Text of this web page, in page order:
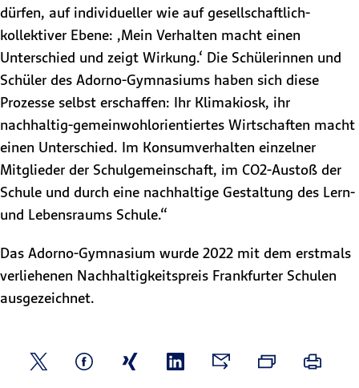
dürfen, auf individueller wie auf gesellschaftlich-
kollektiver Ebene: ‚Mein Verhalten macht einen
Unterschied und zeigt Wirkung.‘ Die Schülerinnen und
Schüler des Adorno-Gymnasiums haben sich diese
Prozesse selbst erschaffen: Ihr Klimakiosk, ihr
nachhaltig-gemeinwohlorientiertes Wirtschaften macht
einen Unterschied. Im Konsumverhalten einzelner
Mitglieder der Schulgemeinschaft, im CO2-Austoß der
Schule und durch eine nachhaltige Gestaltung des Lern-
und Lebensraums Schule.“
Das Adorno-Gymnasium wurde 2022 mit dem erstmals
verliehenen Nachhaltigkeitspreis Frankfurter Schulen
ausgezeichnet.